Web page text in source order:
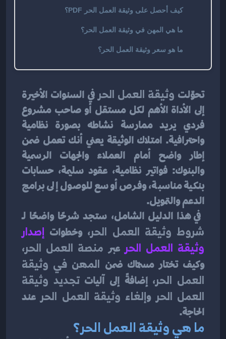
كيف أحصل على وثيقة العمل الحر PDF؟
ما هي المهن في وثيقة العمل الحر؟
ما هو سعر وثيقة العمل الحر؟
تحوّلت وثيقة العمل الحر
الدعم والتمويل.
في هذا الدليل الشامل، ستجد شرحًا واضحًا لـ
شروط وثيقة العمل الحر، وخطوات
إصدار
وثيقة العمل الحر عبر منصة العمل الحر
وكيف تختار مسمّاك ضمن
العمل الحر، إضافةً إلى آليات
العمل الحر وإلغاء وثيقة العمل الحر
الحاجة.
ما هي وثيقة العمل الحر؟